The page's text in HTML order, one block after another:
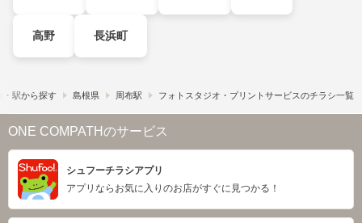
高野 長浜町
・駅から探す 島根県 周布駅 フォトスタジオ・プリントサービスのチラシ一覧
ONE COMPATHのサービス
シュフーチラシアプリ
アプリならお気に入りのお店がすぐに見つかる！